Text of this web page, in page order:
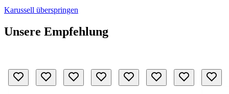
Karussell überspringen
Unsere Empfehlung